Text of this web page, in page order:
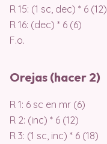
R 15: (1 sc, dec) * 6 (12)
R 16: (dec) * 6 (6)
F.o.
Orejas (hacer 2)
R 1: 6 sc en mr (6)
R 2: (inc) * 6 (12)
R 3: (1 sc, inc) * 6 (18)